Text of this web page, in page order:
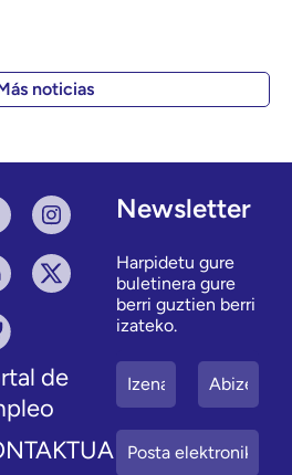
noticias
de
Newsletter
Harpidetu gure
buletinera gure
berri guztien berri
izateko.